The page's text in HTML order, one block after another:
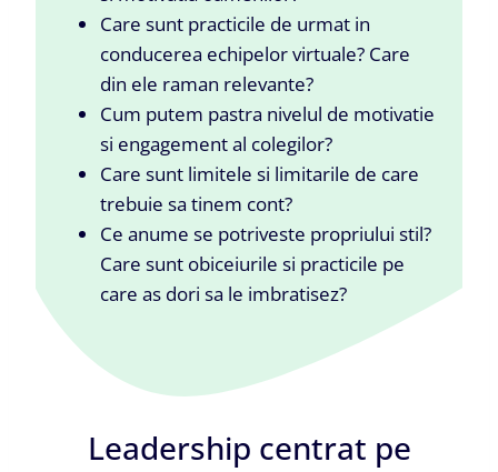
Care sunt practicile de urmat in
conducerea echipelor virtuale? Care
din ele raman relevante?
Cum putem pastra nivelul de motivatie
si engagement al colegilor?
Care sunt limitele si limitarile de care
trebuie sa tinem cont?
Ce anume se potriveste propriului stil?
Care sunt obiceiurile si practicile pe
care as dori sa le imbratisez?
Leadership centrat pe